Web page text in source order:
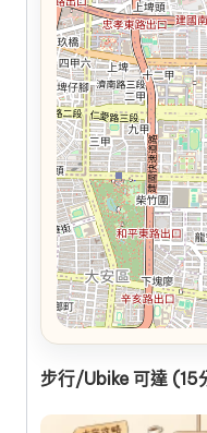
步行/Ubike 可達 (15